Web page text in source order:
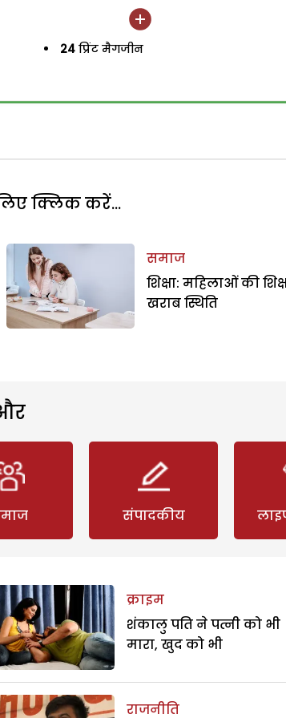
24 प्रिंट मैगजीन
क्लिक करें...
समाज
शिक्षा: महिलाओं की
खराब स्थिति
संपादकीय
क्राइम
शंकालु पति ने पत्नी को भी
मारा, खुद को भी
राजनीति